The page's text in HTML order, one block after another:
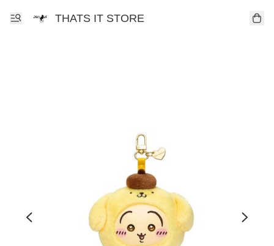
THATS IT STORE